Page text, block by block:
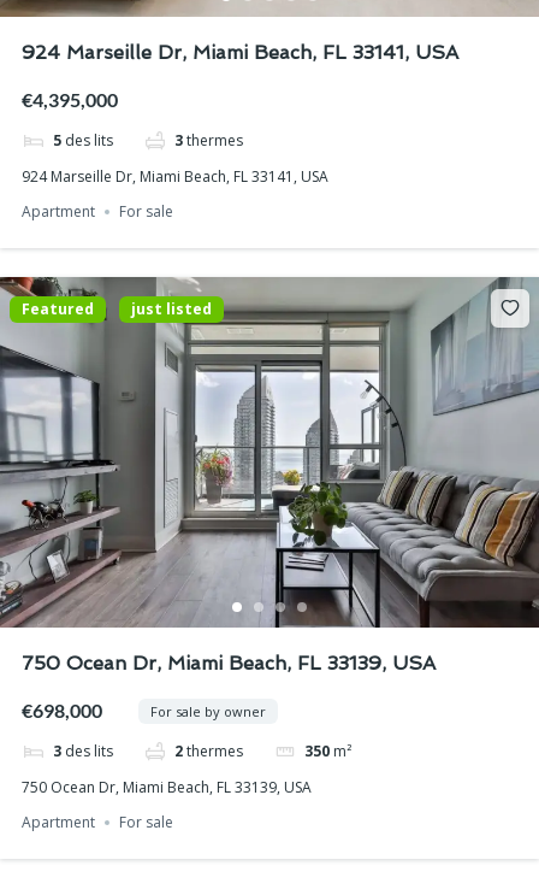
924 Marseille Dr, Miami Beach, FL 33141, USA
€4,395,000
5 des lits 3thermes
924 Marseille Dr, Miami Beach, FL 33141, USA
Apartment
For sale
Featured just listed
750 Ocean Dr, Miami Beach, FL 33139, USA
€698,000 For sale by owner
3 des lits 2thermes 350 m²
750 Ocean Dr, Miami Beach, FL 33139, USA
Apartment
For sale